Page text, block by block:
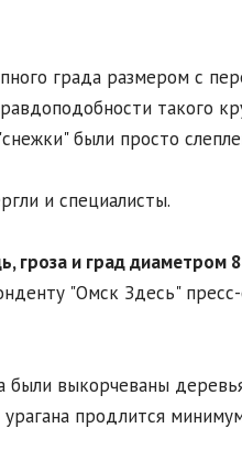
града размером с
такого
были просто
и специалисты.
гроза и град диаметром
"Омск Здесь"
выкорчеваны
продлится